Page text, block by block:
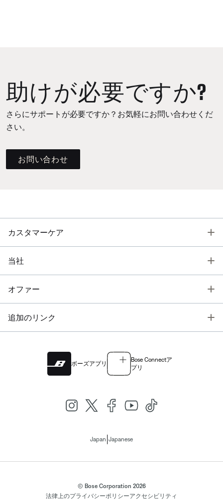
助けが必要ですか?
さらにサポートが必要ですか？お気軽にお問い合わせくだ
さい。
お問い合わせ
カスタマーケア
当社
オファー
追加のリンク
ボーズアプリ
Bose Connectア
プリ
Japan Japanese
© Bose Corporation 2026
法律上のプライバシーポリシーアクセシビリティ